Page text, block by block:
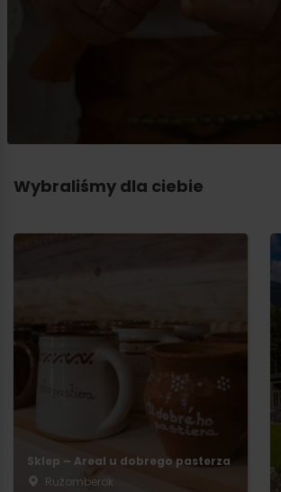
Wybraliśmy dla ciebie
Sklep – Areal u dobrego pasterza
Ružomberok